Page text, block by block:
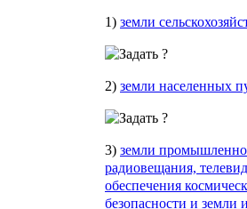
1) земли
2) земли населенных
3) земли
радиовещания,
обеспечения
безопасности и земли